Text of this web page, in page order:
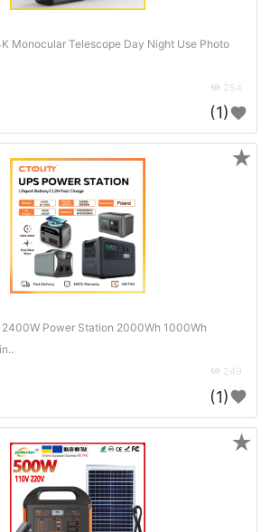
Monocular Telescope Day Night Use Photo
254
(1)
Power Station 2000Wh 1000Wh
249
(1)
★
★